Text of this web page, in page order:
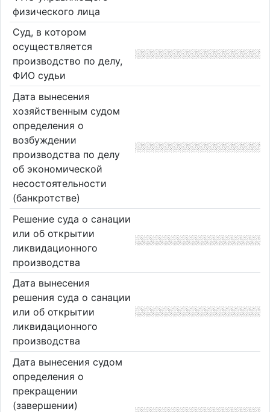
физического лица
Суд, в котором
осуществляется
производство по делу,
ФИО судьи
Дата вынесения
хозяйственным судом
определения о
возбуждении
производства по делу
об экономической
несостоятельности
(банкротстве)
Решение суда о санации
или об открытии
ликвидационного
производства
Дата вынесения
решения суда о санации
или об открытии
ликвидационного
производства
Дата вынесения судом
определения о
прекращении
(завершении)